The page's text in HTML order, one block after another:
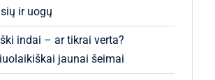
ir uogų
indai – ar tikrai verta?
jaunai šeimai